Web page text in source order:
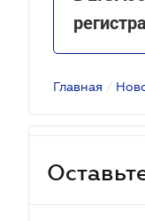
Главная /